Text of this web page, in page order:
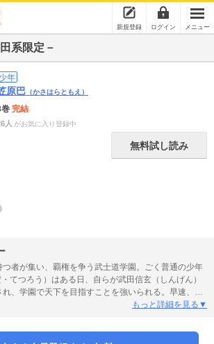
新規登録 ログイン メニュー
系限定－
少年
原巴 （かさはらともえ）
完結
人 がお気に入り登録中
無料試し読み
者が集い、覇権を争う武士道学園。ごく普通の少年
てつろう）はある日、自らが武田信玄（しんげん）
、学園で天下を目指すことを強いられる。早速、学
ょう・うじやす）DNA保有者・北条綾（あや）に命を
さゆき）のDNA保有者である真田理絵子（りえこ）
、ここに堂々の開幕！
もっと詳細を見る▼